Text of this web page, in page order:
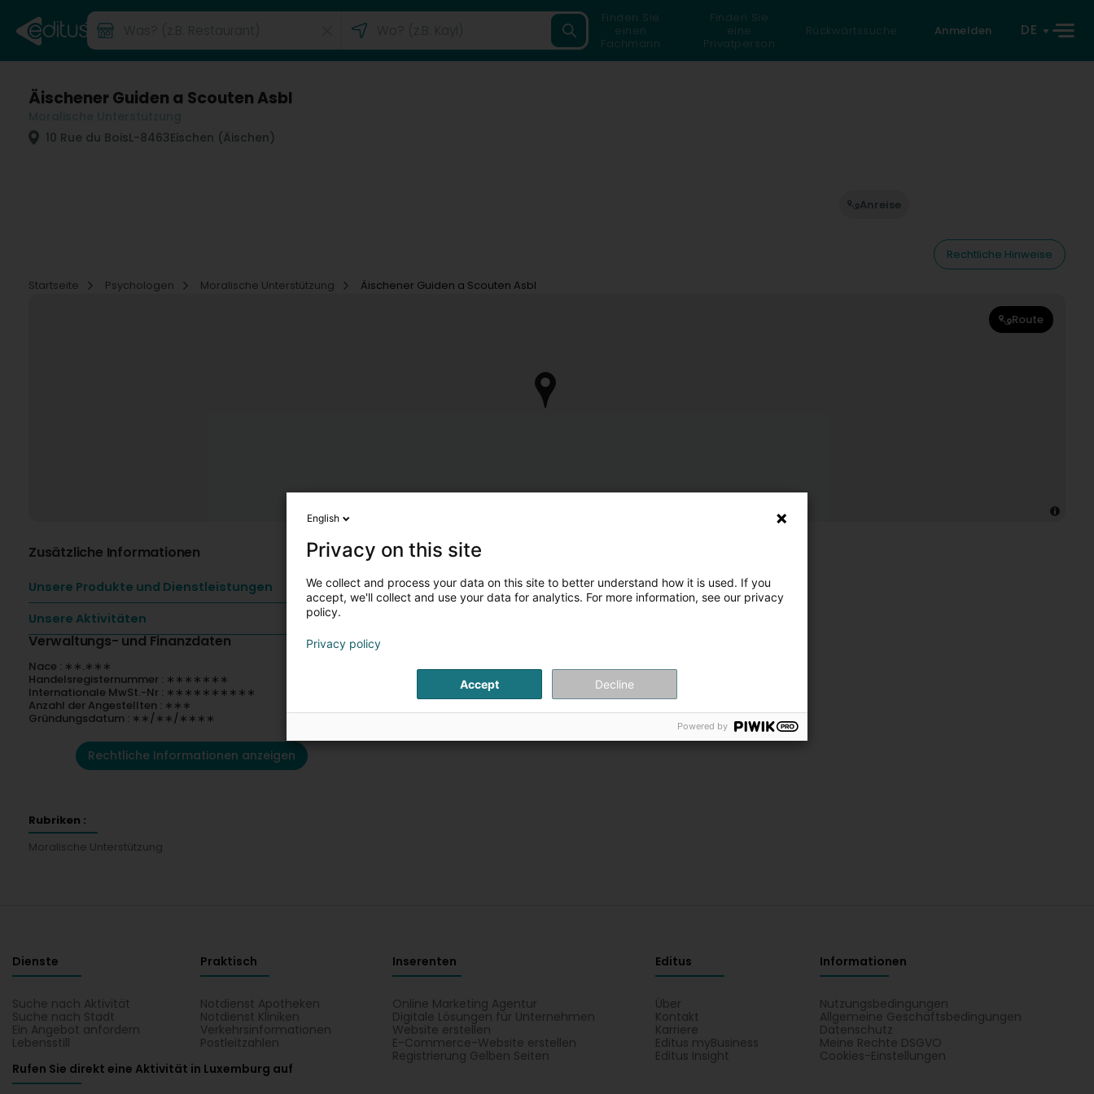
Finden Sie
einen
Fachmann
Finden Sie
eine
Privatperson
Rückwärtssuche Anmelden DE
Äischener Guiden a Scouten Asbl
10 Rue du BoisL-8463Eischen (Äischen)
Anreise
Rechtliche Hinweise
Startseite
Psychologen Moralische Unterstützung Äischener Guiden a Scouten Asbl
Route
Zusätzliche Informationen
Unsere Produkte und Dienstleistungen
Unsere Aktivitäten
Verwaltungs- und Finanzdaten
Nace : ∗∗.∗∗∗
Handelsregisternummer : ∗∗∗∗∗∗∗
Internationale MwSt.-Nr : ∗∗∗∗∗∗∗∗∗∗
Anzahl der Angestellten : ∗∗∗
Gründungsdatum : ∗∗/∗∗/∗∗∗∗
Rechtliche Informationen anzeigen
Rubriken :
Moralische Unterstützung
Dienste
Suche nach Aktivität
Suche nach Stadt
Ein Angebot anfordern
Lebensstill
Praktisch
Notdienst Apotheken
Notdienst Kliniken
Verkehrsinformationen
Postleitzahlen
Inserenten
Online Marketing Agentur
Digitale Lösungen für Unternehmen
Website erstellen
E-Commerce-Website erstellen
Registrierung Gelben Seiten
Editus
Über
Kontakt
Karriere
Editus myBusiness
Editus Insight
Informationen
Nutzungsbedingungen
Allgemeine Geschäftsbedingungen
Datenschutz
Meine Rechte DSGVO
Cookies-Einstellungen
Rufen Sie direkt eine Aktivität in Luxemburg auf
English
Privacy on this site
We collect and process your data on this site to better understand how it is used. If you
accept, we'll collect and use your data for analytics. For more information, see our privacy
policy.
Privacy policy
Accept Decline
Powered by